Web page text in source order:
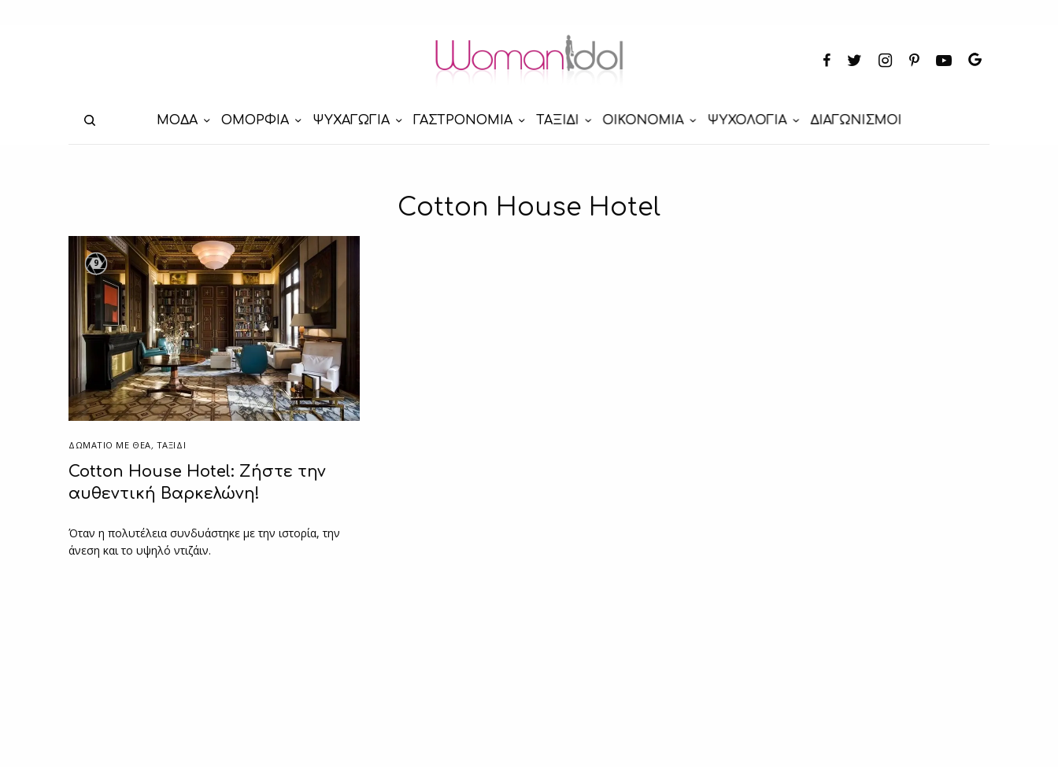
ΜΟΔΑ ΟΜΟΡΦΙΑ ΨΥΧΑΓΩΓΙΑ ΓΑΣΤΡΟΝΟΜΙΑ ΤΑΞΙΔΙ ΟΙΚΟΝΟΜΙΑ ΨΥΧΟΛΟΓΙΑ ΔΙΑΓΩΝΙΣΜΟΙ
Cotton House Hotel
9
ΔΩΜΆΤΙΟ ΜΕ ΘΈΑ, ΤΑΞΙΔΙ
Cotton House Hotel: Ζήστε την
αυθεντική Βαρκελώνη!
Όταν η πολυτέλεια συνδυάστηκε με την ιστορία, την
άνεση και το υψηλό ντιζάιν.